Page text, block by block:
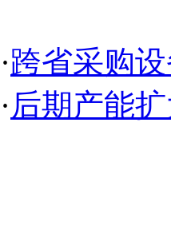
·跨省采购
· 后期产能